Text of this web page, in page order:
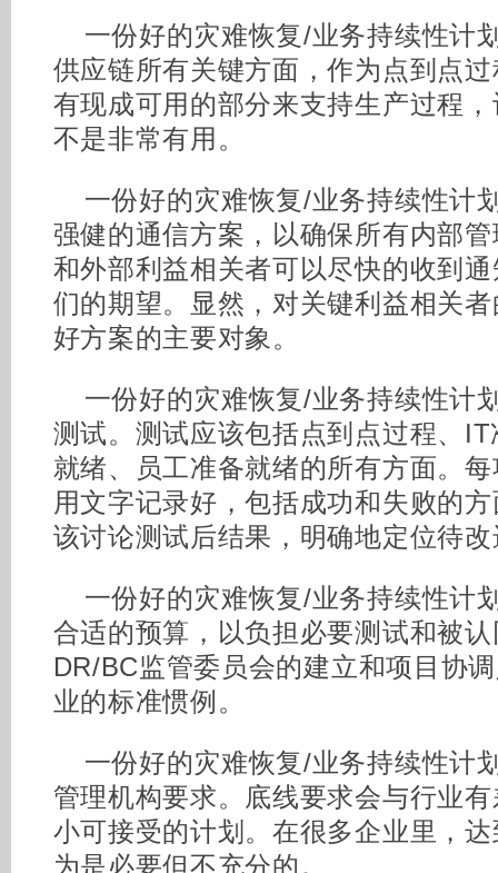
一份好的灾难恢复/业务持续性计
供应链所有关键方面，作为点到点
有现成可用的部分来支持生产过程
不是非常有用。
一份好的灾难恢复/业务持续性计
强健的通信方案，以确保所有内部
和外部利益相关者可以尽快的收到
们的期望。显然，对关键利益相关
好方案的主要对象。
一份好的灾难恢复/业务持续性计
测试。测试应该包括点到点过程、
就绪、员工准备就绪的所有方面。
用文字记录好，包括成功和失败的
该讨论测试后结果，明确地定位待
一份好的灾难恢复/业务持续性计
合适的预算，以负担必要测试和被
DR/BC监管委员会的建立和项目协
业的标准惯例。
一份好的灾难恢复/业务持续性计
管理机构要求。底线要求会与行业
小可接受的计划。在很多企业里，
为是必要但不充分的。